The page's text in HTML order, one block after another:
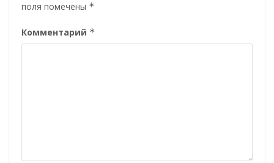
поля помечены *
Комментарий *